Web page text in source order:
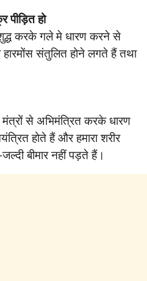
पीड़ित हो
करके गले मे धारण करने से
हारमोंस संतुलित होने लगते हैं तथा
मंत्रों से अभिमंत्रित करके धारण
होते हैं और हमारा शरीर
बीमार नहीं पड़ते हैं।